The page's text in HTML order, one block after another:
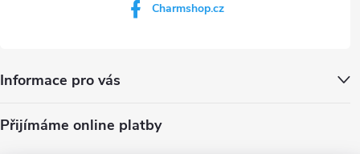
Charmshop.cz
Informace pro vás
Přijímáme online platby